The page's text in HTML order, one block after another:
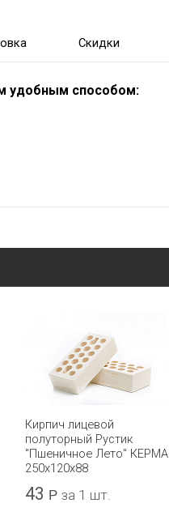
Скидки
удобным способом:
Кирпич лицевой
полуторный Рустик
"Пшеничное Лето" КЕРМА
250x120x88
43 Р за 1 шт.